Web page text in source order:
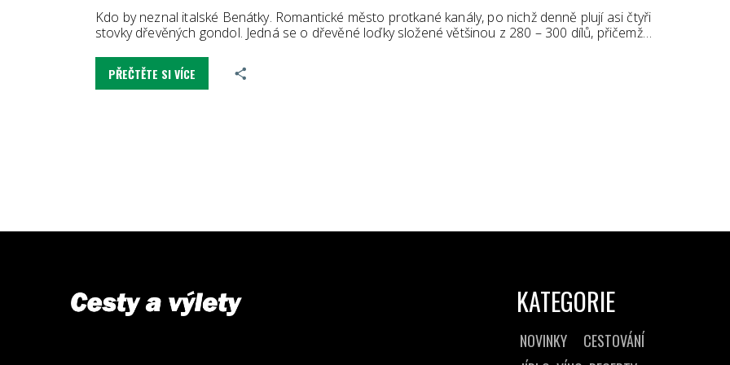
Kdo by neznal italské Benátky. Romantické město protkané kanály, po nichž denně plují asi čtyři
stovky dřevěných gondol. Jedná se o dřevěné loďky složené většinou z 280 – 300 dílů, přičemž…
PŘEČTĚTE SI VÍCE
KATEGORIE
NOVINKY
CESTOVÁNÍ